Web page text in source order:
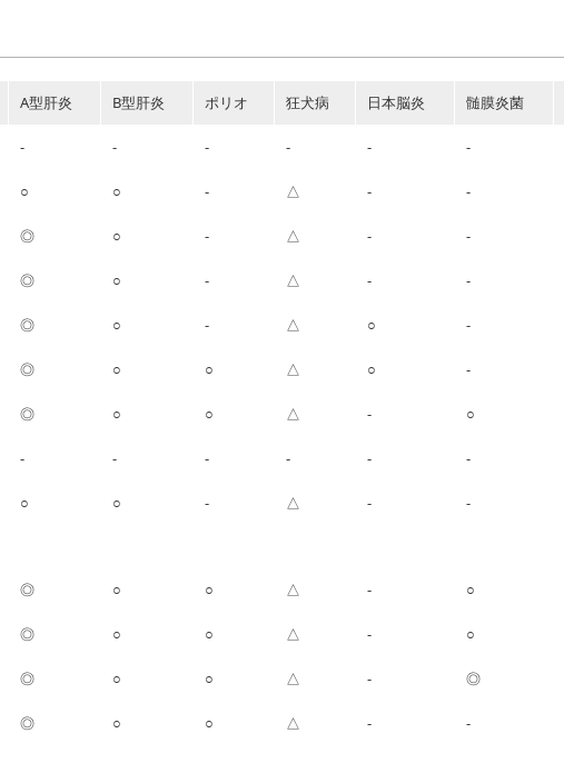
A型肝炎 B型肝炎 ポリオ 狂犬病 日本脳炎 髄膜炎菌
- - - - - -
○ ○ - △ - -
◎ ○ - △ - -
◎ ○ - △ - -
◎ ○ - △ ○ -
◎ ○ ○ △ ○ -
◎ ○ ○ △ - ○
- - - - - -
○ ○ - △ - -
◎ ○ ○ △ - ○
◎ ○ ○ △ - ○
◎ ○ ○ △ - ◎
◎ ○ ○ △ - -